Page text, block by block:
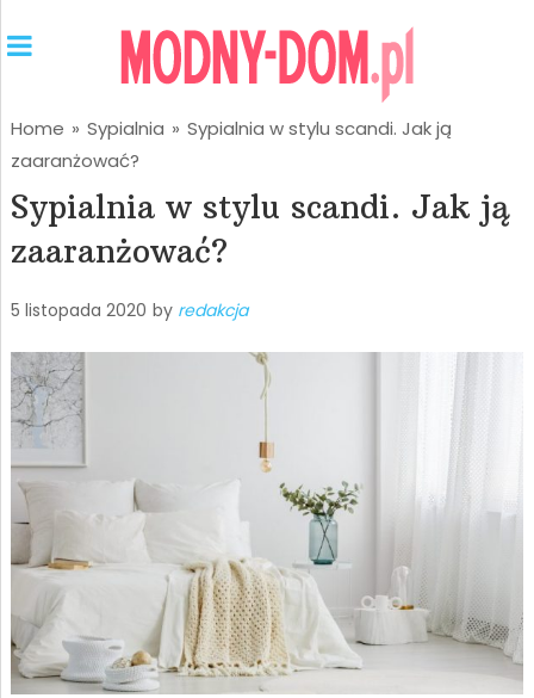
Home » Sypialnia » Sypialnia w stylu scandi. Jak ją
zaaranżować?
Sypialnia w stylu scandi. Jak ją
zaaranżować?
5 listopada 2020 by redakcja